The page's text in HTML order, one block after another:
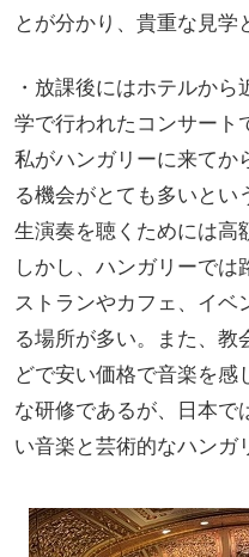
とが分かり、貴重な見学
・放課後にはホテルか
学で行われたコンサート
私がハンガリーに来てか
る機会がとても多いとい
生演奏を聴くためには高
しかし、ハンガリーでは
ストランやカフェ、イベ
る場所が多い。また、教
どで安い価格で音楽を感
な研修であるが、日本で
い音楽と芸術的なハンガ